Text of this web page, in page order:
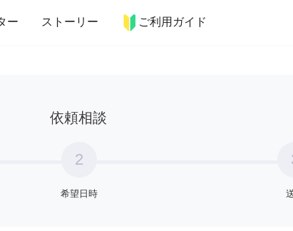
ー ストーリー ご利用ガイド
趣味・習い事 ペット 料理
依頼相談
2
希望日時